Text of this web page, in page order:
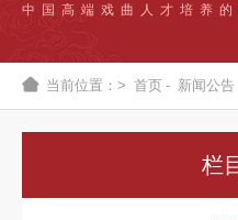
况
织
机
中国高端戏曲人才培养
当前位置：> 首页 - 新闻公告
栏